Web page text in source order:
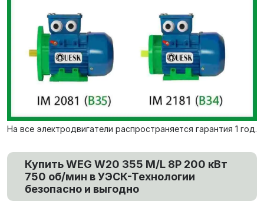
На все электродвигатели распространяется гарантия 1 год.
Купить WEG W20 355 M/L 8P 200 кВт
750 об/мин в УЭСК-Технологии
безопасно и выгодно